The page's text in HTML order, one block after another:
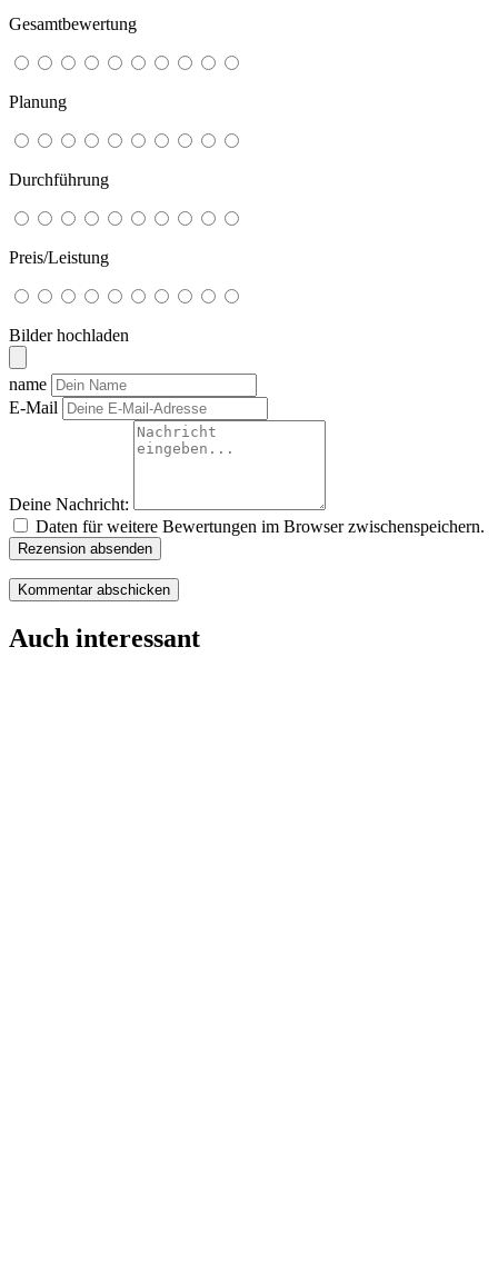
Gesamtbewertung
Planung
Durchführung
Preis/Leistung
Bilder hochladen
name
E-Mail
Deine Nachricht:
Daten für weitere Bewertungen im Browser zwischenspeichern.
Rezension absenden
Auch interessant